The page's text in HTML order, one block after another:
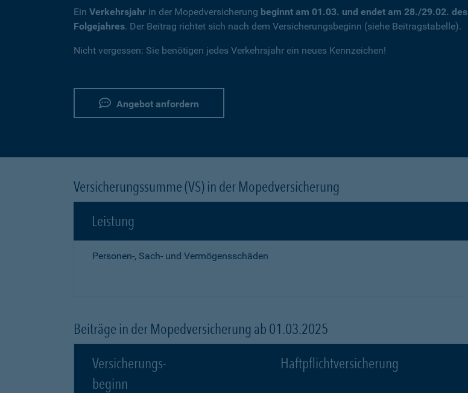
Ein Verkehrsjahr in der Mopedversicherung beginnt am 01.03. und endet am 28./29.02. des
Folgejahres. Der Beitrag richtet sich nach dem Versicherungsbeginn (siehe Beitragstabelle).
Nicht vergessen: Sie benötigen jedes Verkehrsjahr ein neues Kennzeichen!
Angebot anfordern
Versicherungssumme (VS) in der Mopedversicherung
Leistung
Personen-, Sach- und Vermögensschäden
Beiträge in der Mopedversicherung ab 01.03.2025
Versicherungs-
beginn
Haftpflichtversicherung